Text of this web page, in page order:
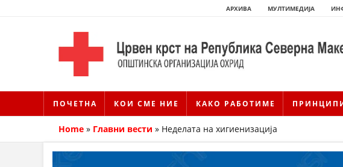
АРХИВА МУЛТИМЕДИЈА
ПОЧЕТНА КОИ СМЕ НИЕ КАКО РАБОТИМЕ
Home » Главни вести » Неделата на хигиенизација